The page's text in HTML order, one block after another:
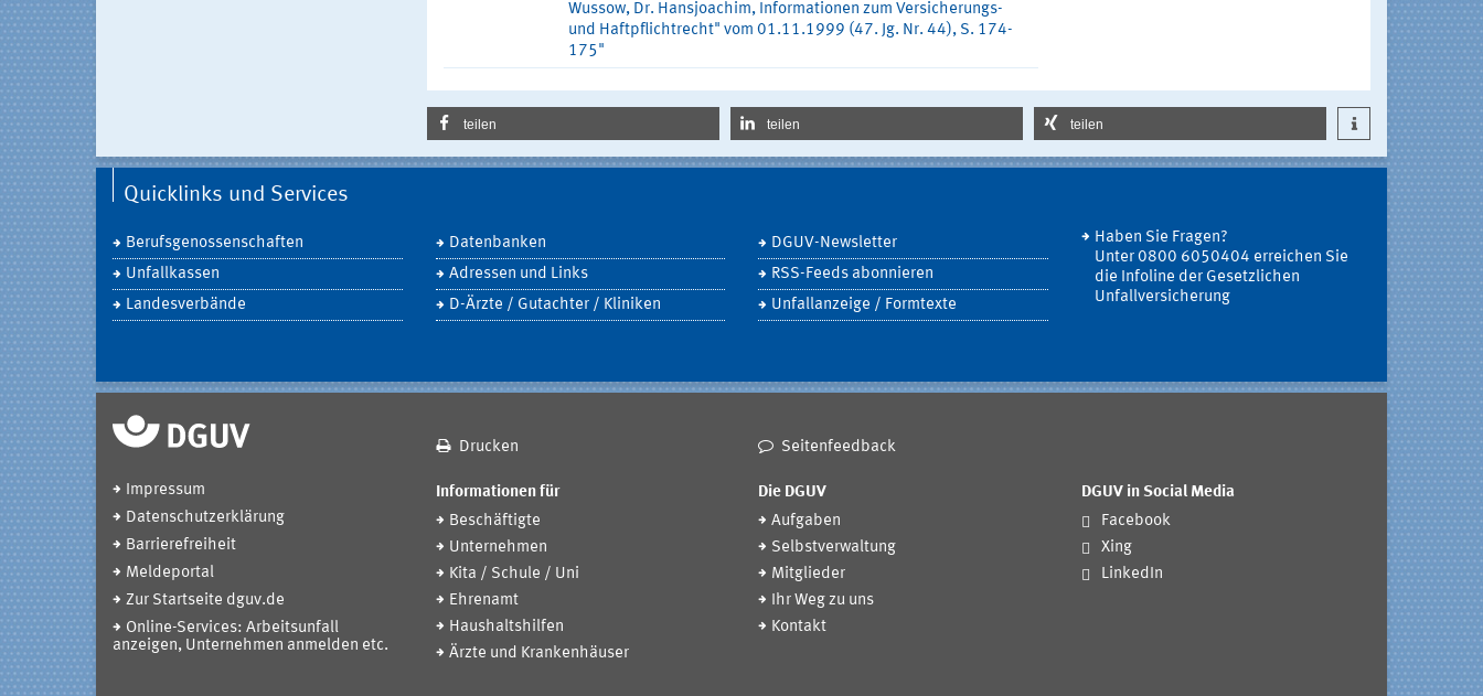
Wussow, Dr. Hansjoachim, Informationen zum Versicherungs-
und Haftpflichtrecht" vom 01.11.1999 (47. Jg. Nr. 44), S. 174-
175"
teilen teilen teilen
Quicklinks und Services
Berufsgenossenschaften
Unfallkassen
Landesverbände
Datenbanken
Adressen und Links
D-Ärzte / Gutachter / Kliniken
DGUV-Newsletter
RSS-Feeds abonnieren
Unfallanzeige / Formtexte
Haben Sie Fragen?
Unter 0800 6050404 erreichen Sie
die Infoline der Gesetzlichen
Unfallversicherung
Drucken Seitenfeedback
Impressum
Datenschutzerklärung
Barrierefreiheit
Meldeportal
Zur Startseite dguv.de
Online-Services: Arbeitsunfall
anzeigen, Unternehmen anmelden etc.
Informationen für
Beschäftigte
Unternehmen
Kita / Schule / Uni
Ehrenamt
Haushaltshilfen
Ärzte und Krankenhäuser
Die DGUV
Aufgaben
Selbstverwaltung
Mitglieder
Ihr Weg zu uns
Kontakt
DGUV in Social Media
Facebook
Xing
LinkedIn